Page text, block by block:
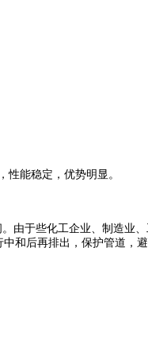
能稳定，优势明显。
由于些化工企业、制造业
和后再排出，保护管道，避